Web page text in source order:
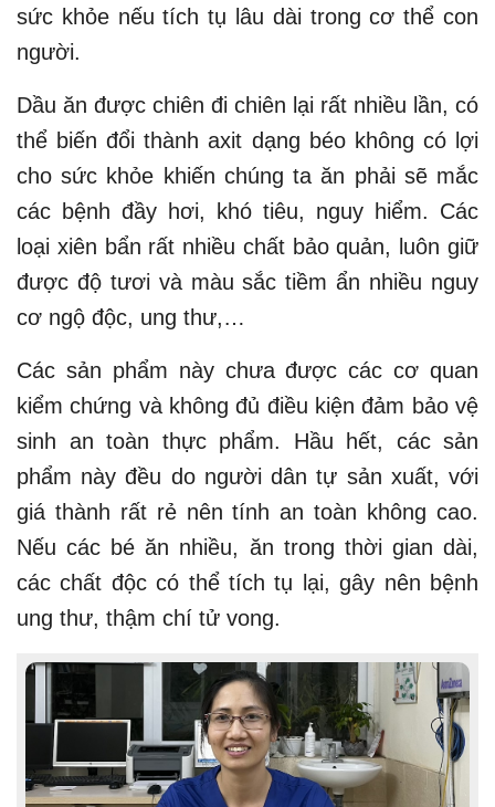
sức khỏe nếu tích tụ lâu dài trong cơ thể con
người.
Dầu ăn được chiên đi chiên lại rất nhiều lần, có
thể biến đổi thành axit dạng béo không có lợi
cho sức khỏe khiến chúng ta ăn phải sẽ mắc
các bệnh đầy hơi, khó tiêu, nguy hiểm. Các
loại xiên bẩn rất nhiều chất bảo quản, luôn giữ
được độ tươi và màu sắc tiềm ẩn nhiều nguy
cơ ngộ độc, ung thư,…
Các sản phẩm này chưa được các cơ quan
kiểm chứng và không đủ điều kiện đảm bảo vệ
sinh an toàn thực phẩm. Hầu hết, các sản
phẩm này đều do người dân tự sản xuất, với
giá thành rất rẻ nên tính an toàn không cao.
Nếu các bé ăn nhiều, ăn trong thời gian dài,
các chất độc có thể tích tụ lại, gây nên bệnh
ung thư, thậm chí tử vong.